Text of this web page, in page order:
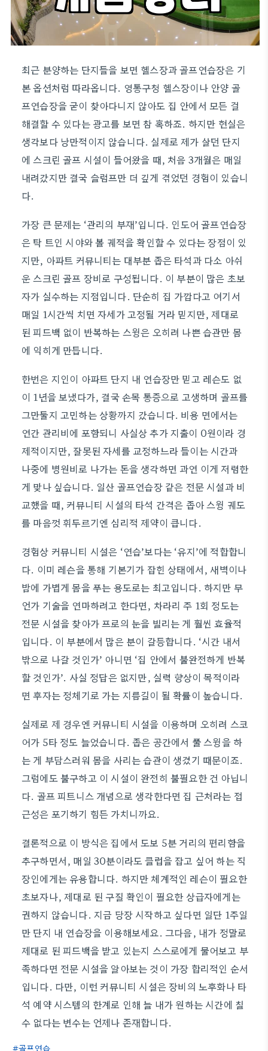
최근 분양하는 단지들을 보면 헬스장과 골프연습장은 기
본 옵션처럼 따라옵니다. 영통구청 헬스장이나 안양 골
프연습장을 굳이 찾아다니지 않아도 집 안에서 모든 걸
해결할 수 있다는 광고를 보면 참 혹하죠. 하지만 현실은
생각보다 낭만적이지 않습니다. 실제로 제가 살던 단지
에 스크린 골프 시설이 들어왔을 때, 처음 3개월은 매일
내려갔지만 결국 슬럼프만 더 깊게 겪었던 경험이 있습니
다.
가장 큰 문제는 ‘관리의 부재’입니다. 인도어 골프연습장
은 탁 트인 시야와 볼 궤적을 확인할 수 있다는 장점이 있
지만, 아파트 커뮤니티는 대부분 좁은 타석과 다소 아쉬
운 스크린 골프 장비로 구성됩니다. 이 부분이 많은 초보
자가 실수하는 지점입니다. 단순히 집 가깝다고 여기서
매일 1시간씩 치면 자세가 고정될 거라 믿지만, 제대로
된 피드백 없이 반복하는 스윙은 오히려 나쁜 습관만 몸
에 익히게 만듭니다.
한번은 지인이 아파트 단지 내 연습장만 믿고 레슨도 없
이 1년을 보냈다가, 결국 손목 통증으로 고생하며 골프를
그만둘지 고민하는 상황까지 갔습니다. 비용 면에서는
연간 관리비에 포함되니 사실상 추가 지출이 0원이라 경
제적이지만, 잘못된 자세를 교정하느라 들이는 시간과
나중에 병원비로 나가는 돈을 생각하면 과연 이게 저렴한
게 맞나 싶습니다. 일산 골프연습장 같은 전문 시설과 비
교했을 때, 커뮤니티 시설의 타석 간격은 좁아 스윙 궤도
를 마음껏 휘두르기엔 심리적 제약이 큽니다.
경험상 커뮤니티 시설은 ‘연습’보다는 ‘유지’에 적합합니
다. 이미 레슨을 통해 기본기가 잡힌 상태에서, 새벽이나
밤에 가볍게 몸을 푸는 용도로는 최고입니다. 하지만 무
언가 기술을 연마하려고 한다면, 차라리 주 1회 정도는
전문 시설을 찾아가 프로의 눈을 빌리는 게 훨씬 효율적
입니다. 이 부분에서 많은 분이 갈등합니다. ‘시간 내서
밖으로 나갈 것인가’ 아니면 ‘집 안에서 불완전하게 반복
할 것인가’. 사실 정답은 없지만, 실력 향상이 목적이라
면 후자는 정체기로 가는 지름길이 될 확률이 높습니다.
실제로 제 경우엔 커뮤니티 시설을 이용하며 오히려 스코
어가 5타 정도 늘었습니다. 좁은 공간에서 풀 스윙을 하
는 게 부담스러워 몸을 사리는 습관이 생겼기 때문이죠.
그럼에도 불구하고 이 시설이 완전히 불필요한 건 아닙니
다. 골프 피트니스 개념으로 생각한다면 집 근처라는 접
근성은 포기하기 힘든 가치니까요.
결론적으로 이 방식은 집에서 도보 5분 거리의 편리함을
추구하면서, 매일 30분이라도 클럽을 잡고 싶어 하는 직
장인에게는 유용합니다. 하지만 체계적인 레슨이 필요한
초보자나, 제대로 된 구질 확인이 필요한 상급자에게는
권하지 않습니다. 지금 당장 시작하고 싶다면 일단 1주일
만 단지 내 연습장을 이용해보세요. 그다음, 내가 정말로
제대로 된 피드백을 받고 있는지 스스로에게 물어보고 부
족하다면 전문 시설을 알아보는 것이 가장 합리적인 순서
입니다. 다만, 이런 커뮤니티 시설은 장비의 노후화나 타
석 예약 시스템의 한계로 인해 늘 내가 원하는 시간에 칠
수 없다는 변수는 언제나 존재합니다.
골프연습